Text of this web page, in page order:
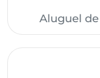
Aluguel